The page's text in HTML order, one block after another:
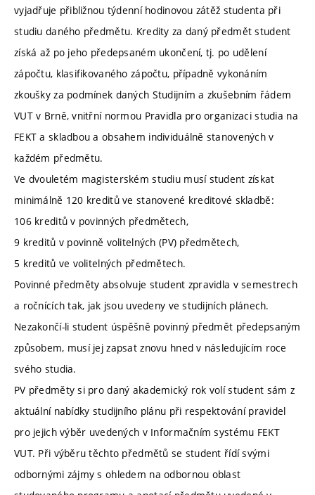
vyjadřuje přibližnou týdenní hodinovou zátěž studenta při
studiu daného předmětu. Kredity za daný předmět student
získá až po jeho předepsaném ukončení, tj. po udělení
zápočtu, klasifikovaného zápočtu, případně vykonáním
zkoušky za podmínek daných Studijním a zkušebním řádem
VUT v Brně, vnitřní normou Pravidla pro organizaci studia na
FEKT a skladbou a obsahem individuálně stanovených v
každém předmětu.
Ve dvouletém magisterském studiu musí student získat
minimálně 120 kreditů ve stanovené kreditové skladbě:
106 kreditů v povinných předmětech,
9 kreditů v povinně volitelných (PV) předmětech,
5 kreditů ve volitelných předmětech.
Povinné předměty absolvuje student zpravidla v semestrech
a ročnících tak, jak jsou uvedeny ve studijních plánech.
Nezakončí-li student úspěšně povinný předmět předepsaným
způsobem, musí jej zapsat znovu hned v následujícím roce
svého studia.
PV předměty si pro daný akademický rok volí student sám z
aktuální nabídky studijního plánu při respektování pravidel
pro jejich výběr uvedených v Informačním systému FEKT
VUT. Při výběru těchto předmětů se student řídí svými
odbornými zájmy s ohledem na odbornou oblast